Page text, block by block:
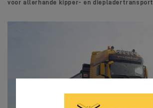
voor allerhande kipper- en diepladertransport.